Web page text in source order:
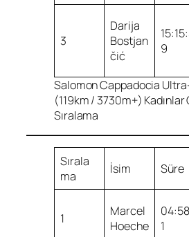
3
Darija
Bostjan
čić
9
Salomon Cappadocia
(119km / 3730m+) Kadınlar
Sıralama
Sırala
ma
İsim Süre
1
Marcel
Hoeche
1